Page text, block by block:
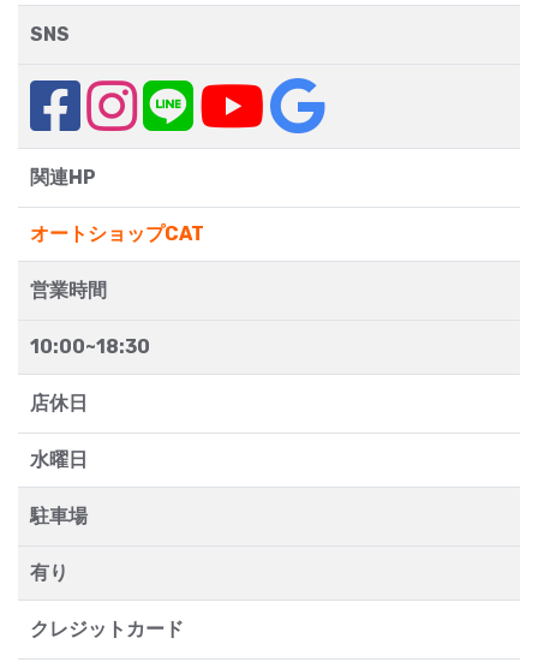
SNS
関連HP
オートショップCAT
営業時間
10:00~18:30
店休日
水曜日
駐車場
有り
クレジットカード